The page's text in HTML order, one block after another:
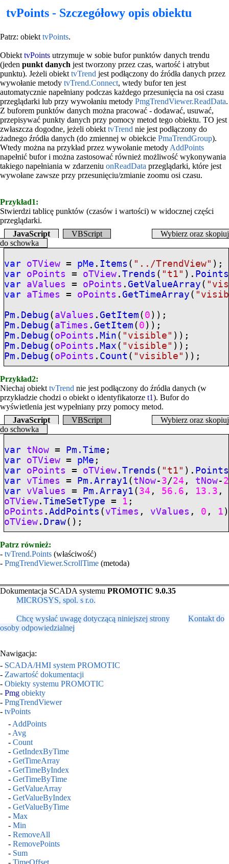
tvPoints - Szczegółowy opis obiektu
Patrz: obiekt tvPoints.
Obiekt tvPoints utrzymuje w sobie bufor punktów danych trendu
(jeden punkt danych jest tworzony przez czas, wartość i atrybut
punktu). Jeżeli obiekt tvTrend jest podłączony do źródła danych przez
wywołanie metody tvTrend.Connect, wtedy bufor ten jest
automatycznie napełniany podczas każdego przesunięcia na osi czasu
przeglądarki lub przy wywołaniu metody PmgTrendViewer.ReadData.
Z buforem punktów danych można pracować - dodawać, usuwać,
przepisywać punkty danych przy pomocy metod tego obiektu. TO jest
zwłaszcza dogodne, jeżeli obiekt tvTrend nie jest podłączony do
żadnego źródła danych (do zmiennej w obiekcie PmaTrendGroup).
Wtedy można na przykład przez wywołanie metody AddPoints
napełnić bufor i można zastosować również możliwość wykonywania
takiego napełniania w zdarzeniu onReadData przeglądarki, które jest
wywołane zawsze przy przesunięciu/zmianie zoomu osi czasu.
Przykład1:
Stwierdzi tablicę punktów (czasów i wartości) w widocznej części
przeglądarki.
JavaScript
VBScript
Wybierz oraz skopiuj
do schowka
var oTView = pMe . Items ( "../TrendView" );
var oPoints = oTView .Trends ( "t1" ). Points
var aValues = oPoints . GetValueArray (
var aTimes = oPoints . GetTimeArray (
Pm.Debug ( aValues . GetItem ( 0 ));
Pm.Debug ( aTimes . GetItem ( 0 ));
Pm.Debug ( oPoints . Min ( "visible" ));
Pm.Debug ( oPoints . Max ( "visible" ));
Pm.Debug ( oPoints . Count ( "visible" ));
Przykład2:
Niechaj obiekt tvTrend nie jest podłączony do źródła danych (w
przykładzie chodzi o obiekt o identyfikatorze t1). Bufor do
wyświetlenia jest wypełniany przy pomocy metod.
JavaScript
VBScript
Wybierz oraz skopiuj
do schowka
var tNow = Pm.Time ;
var oTView = pMe ;
var oPoints = oTView .Trends ( "t1" ). Points
var vTimes = Pm.Array1 ( tNow- 3/24 , tNow- 2
var vValues = Pm.Array1 ( 34 , 56.6 , 13.3 ,
oTView .TimeSetType = 1 ;
oPoints .AddPoints ( vTimes , vValues , 0 , 1
oTView . Draw();
Patrz również:
- tvTrend.Points (właściwość)
- PmgTrendViewer.ScrollTime (metoda)
Dokumentacja SCADA systemu PROMOTIC 9.0.35
MICROSYS, spol. s r.o.
Chcę wysłać uwagę dotyczącą niniejszej strony
Kontakt do
osoby odpowiedzialnej
Nawigacja:
- SCADA/HMI system PROMOTIC
- Zawartość dokumentacji
- Obiekty systemu PROMOTIC
- Pmg obiekty
- PmgTrendViewer
- tvPoints
- AddPoints
- Avg
- Count
- GetIndexByTime
- GetTimeArray
- GetTimeByIndex
- GetTimeByTime
- GetValueArray
- GetValueByIndex
- GetValueByTime
- Max
- Min
- RemoveAll
- RemovePoints
- Sum
- TimeOffset